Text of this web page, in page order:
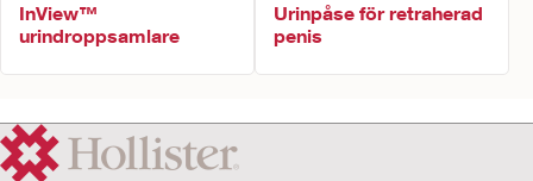
InView™
urindroppsamlare
Urinpåse för retraherad
penis